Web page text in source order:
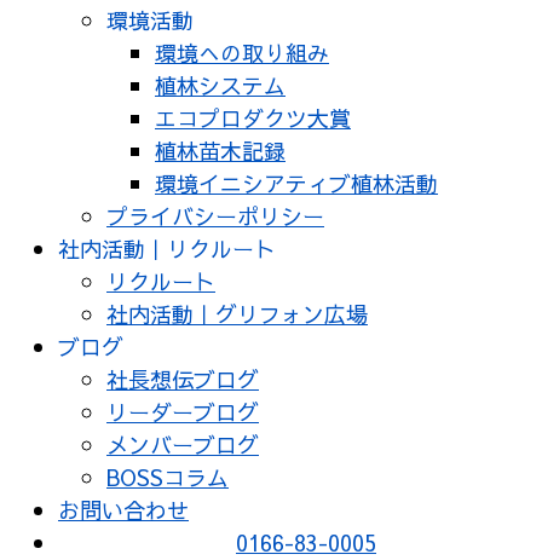
環境活動
環境への取り組み
植林システム
エコプロダクツ大賞
植林苗木記録
環境イニシアティブ植林活動
プライバシーポリシー
社内活動｜リクルート
リクルート
社内活動｜グリフォン広場
ブログ
社長想伝ブログ
リーダーブログ
メンバーブログ
BOSSコラム
お問い合わせ
0166-83-0005